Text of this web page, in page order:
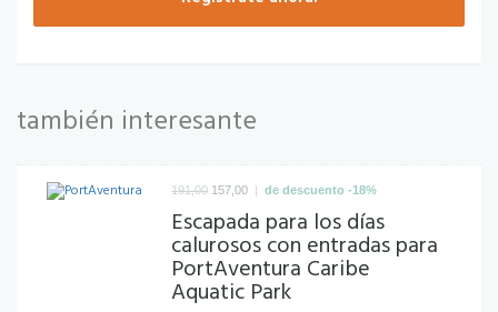
también interesante
191,00 157,00 | de descuento -18%
Escapada para los días
calurosos con entradas para
PortAventura Caribe
Aquatic Park